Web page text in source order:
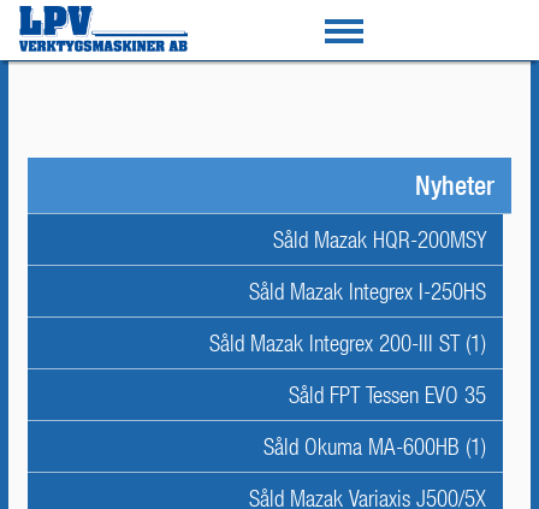
Nyheter
Såld Mazak HQR-200MSY
Såld Mazak Integrex I-250HS
Såld Mazak Integrex 200-III ST (1)
Såld FPT Tessen EVO 35
Såld Okuma MA-600HB (1)
Såld Mazak Variaxis J500/5X